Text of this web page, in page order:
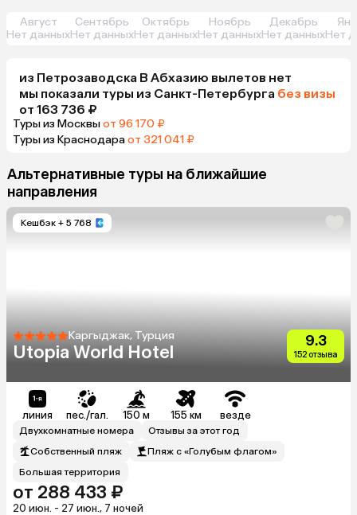
Август
Нет данных
Сентябрь
Нет данных
Октябрь
Нет данных
Ноябрь
Нет данных
Декабрь
Нет данныхНет
из Петрозаводска В Абхазию вылетов нет
мы показали туры из Санкт-Петербурга без визы
от 163 736 ₽
Туры из Москвыот 96 170 ₽
Туры из Краснодараот 321 041 ₽
Альтернативные туры на ближайшие
направления
Кешбэк + 5 768
Каргыджак, Турция
Utopia World Hotel
9.3
152 отзыва
линия пес./гал. 150 м 155 км везде
Двухкомнатные номера
Отзывы за этот год
Собственный пляж
Пляж с «Голубым флагом»
Большая территория
от 288 433 ₽
20 июн. - 27 июн., 7 ночей